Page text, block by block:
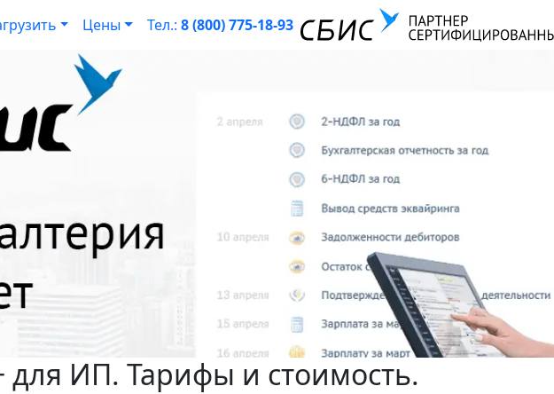
Цены Тел.:8 (800) 775-18-93
для ИП. Тарифы и стоимость.